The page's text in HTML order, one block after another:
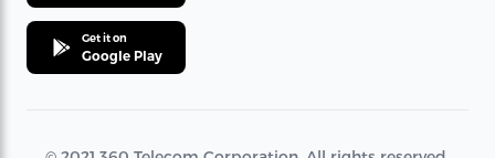
Get it on
Google Play